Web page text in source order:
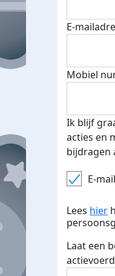
Bij 500
je je
E-
Mobiel
Ik blijf
acties en
bijdragen
E-mail
Lees hier
Laat een